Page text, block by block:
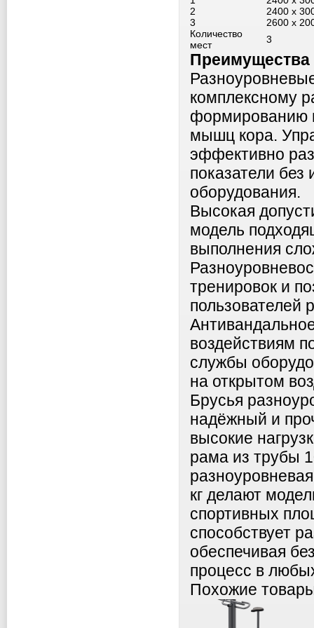
2
2400 x
3
2600 x
Количество
мест
3
Преимущества
комплексному
формированию
мышц кора.
эффективно
показатели без
оборудования.
Высокая
модель
выполнения
тренировок и
пользователей
воздействиям
службы
на открытом
Брусья
надёжный и
высокие
рама из трубы
кг делают
спортивных
способствует
обеспечивая
процесс в
Похожие